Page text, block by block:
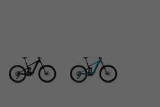
Cycles